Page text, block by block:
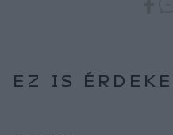
EZ IS